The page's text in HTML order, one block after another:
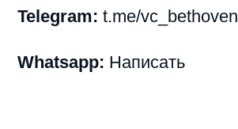
Telegram:t.me/vc_bethoven
Whatsapp: Написать